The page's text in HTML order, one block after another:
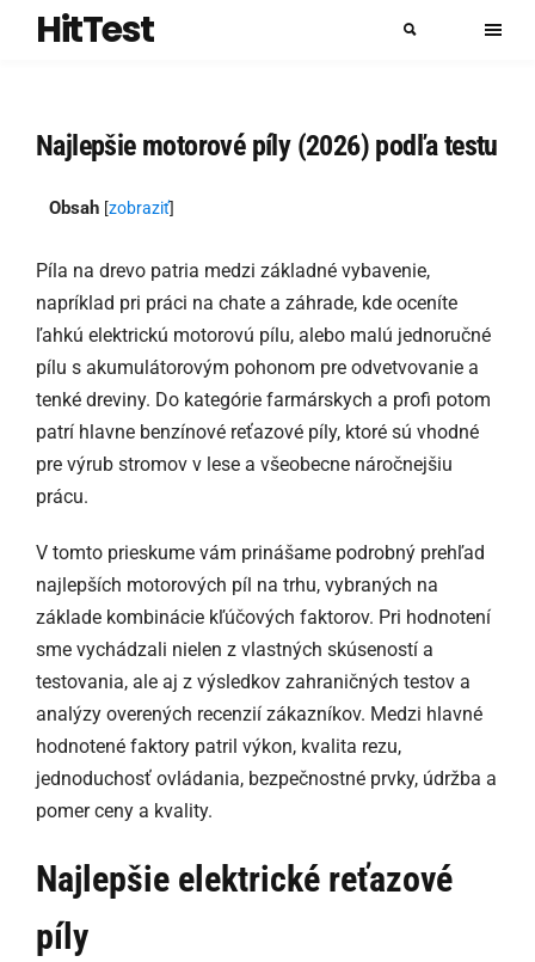
HitTest
Najlepšie motorové píly (2026) podľa testu
Obsah [zobraziť]
Píla na drevo patria medzi základné vybavenie,
napríklad pri práci na chate a záhrade, kde oceníte
ľahkú elektrickú motorovú pílu, alebo malú jednoručné
pílu s akumulátorovým pohonom pre odvetvovanie a
tenké dreviny. Do kategórie farmárskych a profi potom
patrí hlavne benzínové reťazové píly, ktoré sú vhodné
pre výrub stromov v lese a všeobecne náročnejšiu
prácu.
V tomto prieskume vám prinášame podrobný prehľad
najlepších motorových píl na trhu, vybraných na
základe kombinácie kľúčových faktorov. Pri hodnotení
sme vychádzali nielen z vlastných skúseností a
testovania, ale aj z výsledkov zahraničných testov a
analýzy overených recenzií zákazníkov. Medzi hlavné
hodnotené faktory patril výkon, kvalita rezu,
jednoduchosť ovládania, bezpečnostné prvky, údržba a
pomer ceny a kvality.
Najlepšie elektrické reťazové
píly